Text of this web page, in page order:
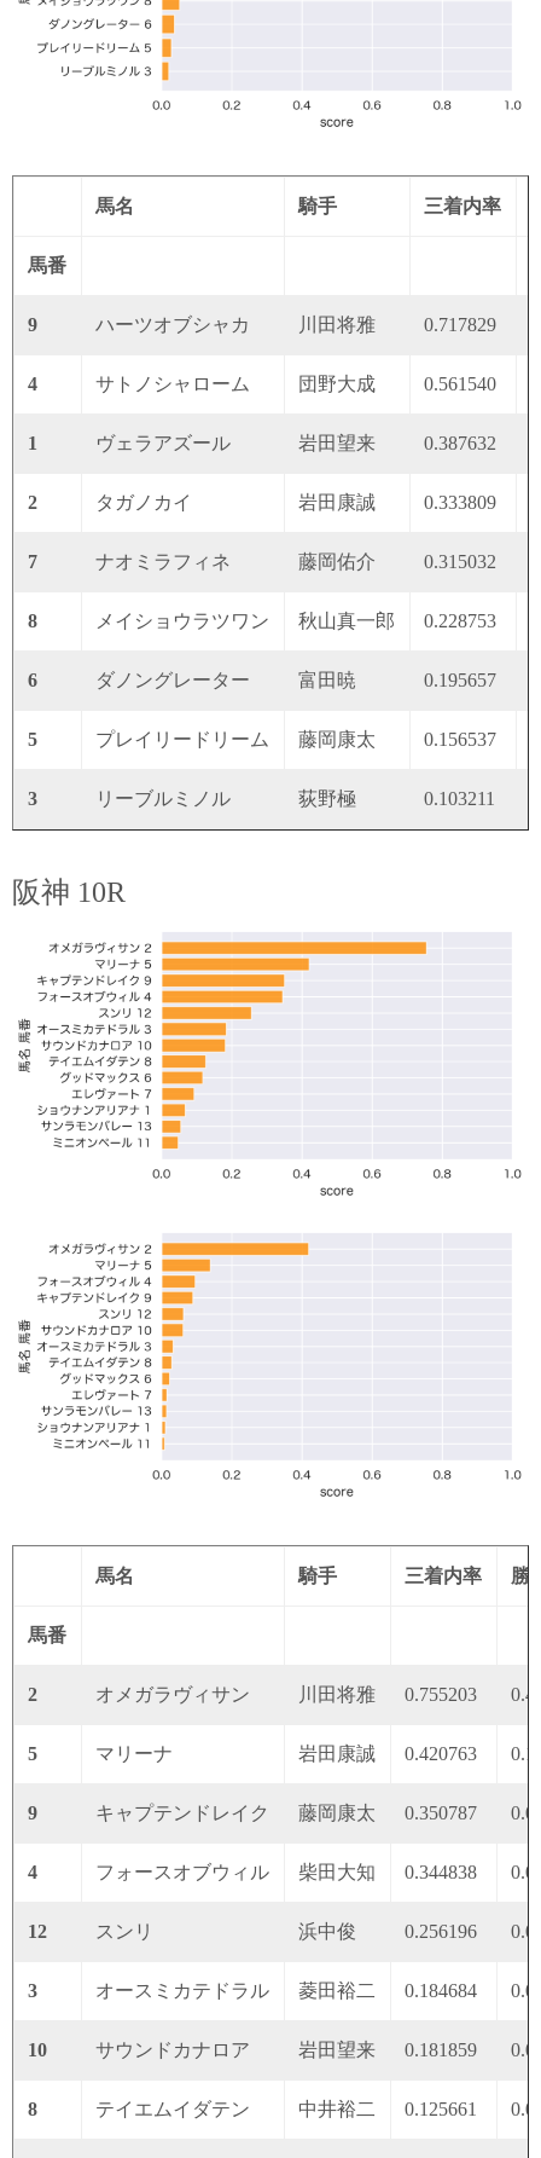
馬名 騎手 三着内率
馬番
9 ハーツオブシャカ 川田将雅 0.717829
4 サトノシャローム 団野大成 0.561540
1 ヴェラアズール 岩田望来 0.387632
2 タガノカイ 岩田康誠 0.333809
7 ナオミラフィネ 藤岡佑介 0.315032
8 メイショウラツワン 秋山真一郎 0.228753
6 ダノングレーター 富田暁 0.195657
5 プレイリードリーム 藤岡康太 0.156537
3 リーブルミノル 荻野極 0.103211
阪神 10R
馬名 騎手 三着内率 勝
馬番
2 オメガラヴィサン 川田将雅 0.755203
5 マリーナ 岩田康誠 0.420763
9 キャプテンドレイク 藤岡康太 0.350787
4 フォースオブウィル 柴田大知 0.344838
12 スンリ 浜中俊 0.256196
3 オースミカテドラル 菱田裕二 0.184684
10 サウンドカナロア 岩田望来 0.181859
8 テイエムイダテン 中井裕二 0.125661